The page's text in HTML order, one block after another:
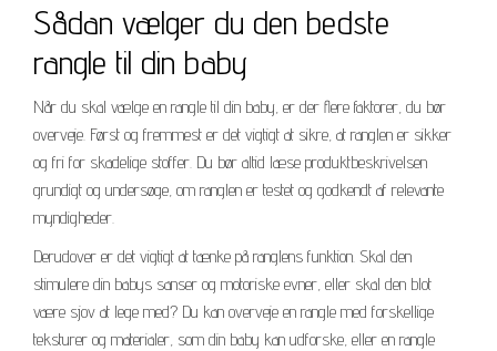
Sådan vælger du den bedste
rangle til din baby
Når du skal vælge en rangle til din baby, er der flere faktorer, du bør
overveje. Først og fremmest er det vigtigt at sikre, at ranglen er sikker
og fri for skadelige stoffer. Du bør altid læse produktbeskrivelsen
grundigt og undersøge, om ranglen er testet og godkendt af relevante
myndigheder.
Derudover er det vigtigt at tænke på ranglens funktion. Skal den
stimulere din babys sanser og motoriske evner, eller skal den blot
være sjov at lege med? Du kan overveje en rangle med forskellige
teksturer og materialer, som din baby kan udforske, eller en rangle